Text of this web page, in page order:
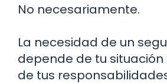
No necesariamente.
La necesidad de un
depende de tu
de tus